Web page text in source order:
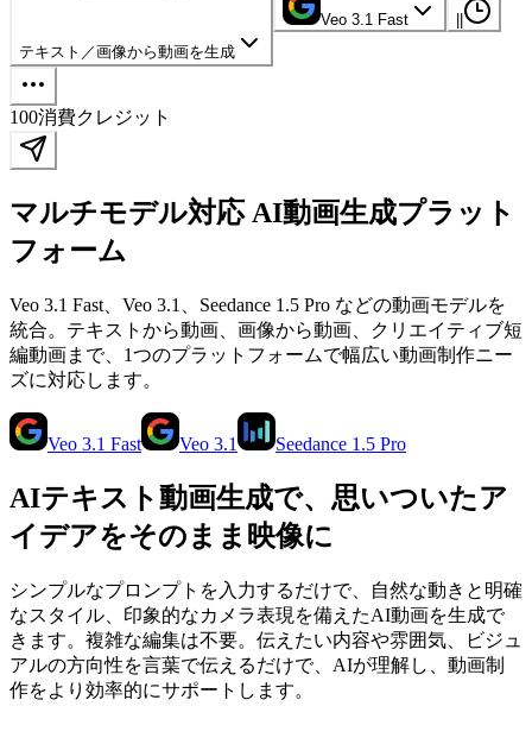
テキスト／画像から動画を生成
Veo 3.1 Fast
100消費クレジット
マルチモデル対応 AI動画生成プラット
フォーム
Veo 3.1 Fast、Veo 3.1、Seedance 1.5 Pro などの動画モデルを
統合。テキストから動画、画像から動画、クリエイティブ短
編動画まで、1つのプラットフォームで幅広い動画制作ニー
ズに対応します。
Veo 3.1 Fast Veo 3.1 Seedance 1.5 Pro
AIテキスト動画生成で、思いついたア
イデアをそのまま映像に
シンプルなプロンプトを入力するだけで、自然な動きと明確
なスタイル、印象的なカメラ表現を備えたAI動画を生成で
きます。複雑な編集は不要。伝えたい内容や雰囲気、ビジュ
アルの方向性を言葉で伝えるだけで、AIが理解し、動画制
作をより効率的にサポートします。